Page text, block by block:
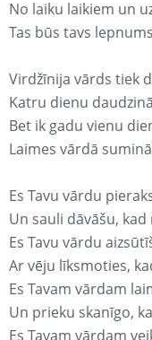
No laiku laikiem un
Tas būs tavs
Virdžīnija vārds tiek
Katru dienu
Bet ik gadu vienu
Laimes vārdā
Es Tavu vārdu
Un sauli dāvāšu,
Es Tavu vārdu
Ar vēju līksmoties,
Es Tavam vārdam
Un prieku skanīgo,
Es Tavam vārdam